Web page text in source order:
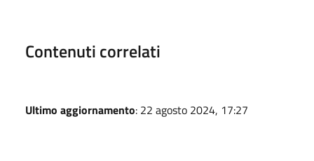
Contenuti correlati
Ultimo aggiornamento: 22 agosto 2024, 17:27